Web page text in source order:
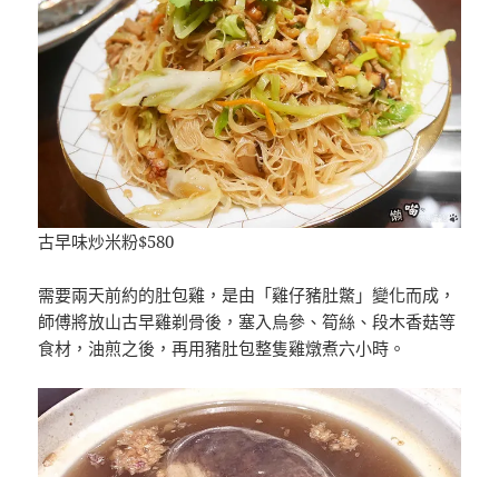
古早味炒米粉$580
需要兩天前約的肚包雞，是由「雞仔豬肚鱉」變化而成，
師傅將放山古早雞剃骨後，塞入烏參、筍絲、段木香菇等
食材，油煎之後，再用豬肚包整隻雞燉煮六小時。